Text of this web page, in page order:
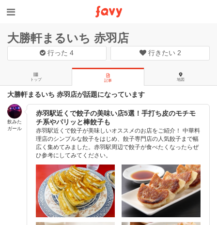
大勝軒まるいち 赤羽店
行った4 行きたい 2
トップ 記事 地図
大勝軒まるいち 赤羽店が話題になっています
飲みた
ガール
赤羽駅近くで餃子の美味い店5選！手打ち皮のモチモ
チ系やパリッと棒餃子も
赤羽駅近くで餃子が美味しいオススメのお店をご紹介！ 中華料
理店のシンプルな餃子をはじめ、餃子専門店の人気餃子まで幅
広く集めてみました。赤羽駅周辺で餃子が食べたくなったらぜ
ひ参考にしてみてください。